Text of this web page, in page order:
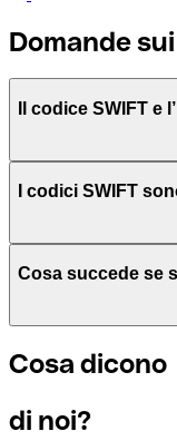
Domande
Il codice SWIFT e
L'acronimo SWIFT
Il BIC, invece, sta
I codici SWIFT
Dipende dalle
Per sapere a quale
Cosa succede se
Se per caso invii
Se ti accorgi di
Cosa dicono
di noi?